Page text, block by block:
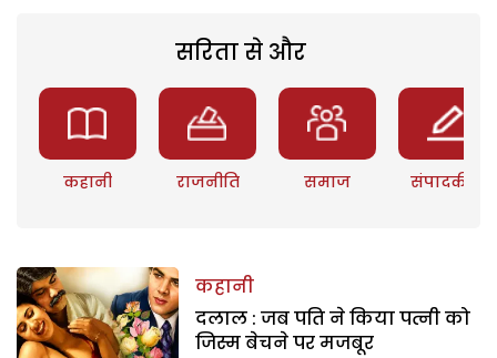
सरिता से और
कहानी राजनीति समाज संपादकीय
कहानी
दलाल : जब पति ने किया पत्नी को
जिस्म बेचने पर मजबूर